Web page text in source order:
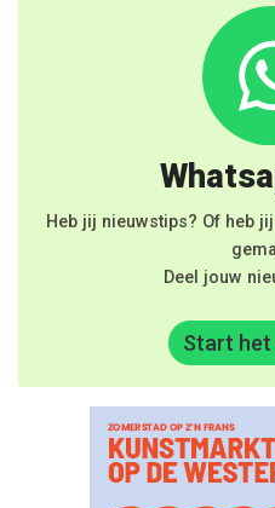
Heb jij nieuwstips? Of heb
Deel jouw
Start het